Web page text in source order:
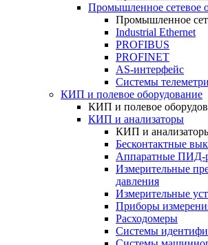
Промышленное сетевое
Промышленное
Industrial Ethernet
PROFIBUS
PROFINET
AS-интерфейс
Системы
КИП и полевое оборудование
КИП и полевое
КИП и анализаторы
КИП и
Бесконтактные
Аппаратные ПИД-
Измерительные
давления
Измерительные
Приборы
Расходомеры
Системы